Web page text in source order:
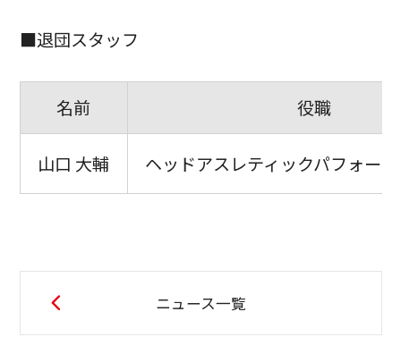
■退団スタッフ
名前 役職
山口 大輔 ヘッドアスレティックパフォー
ニュース一覧